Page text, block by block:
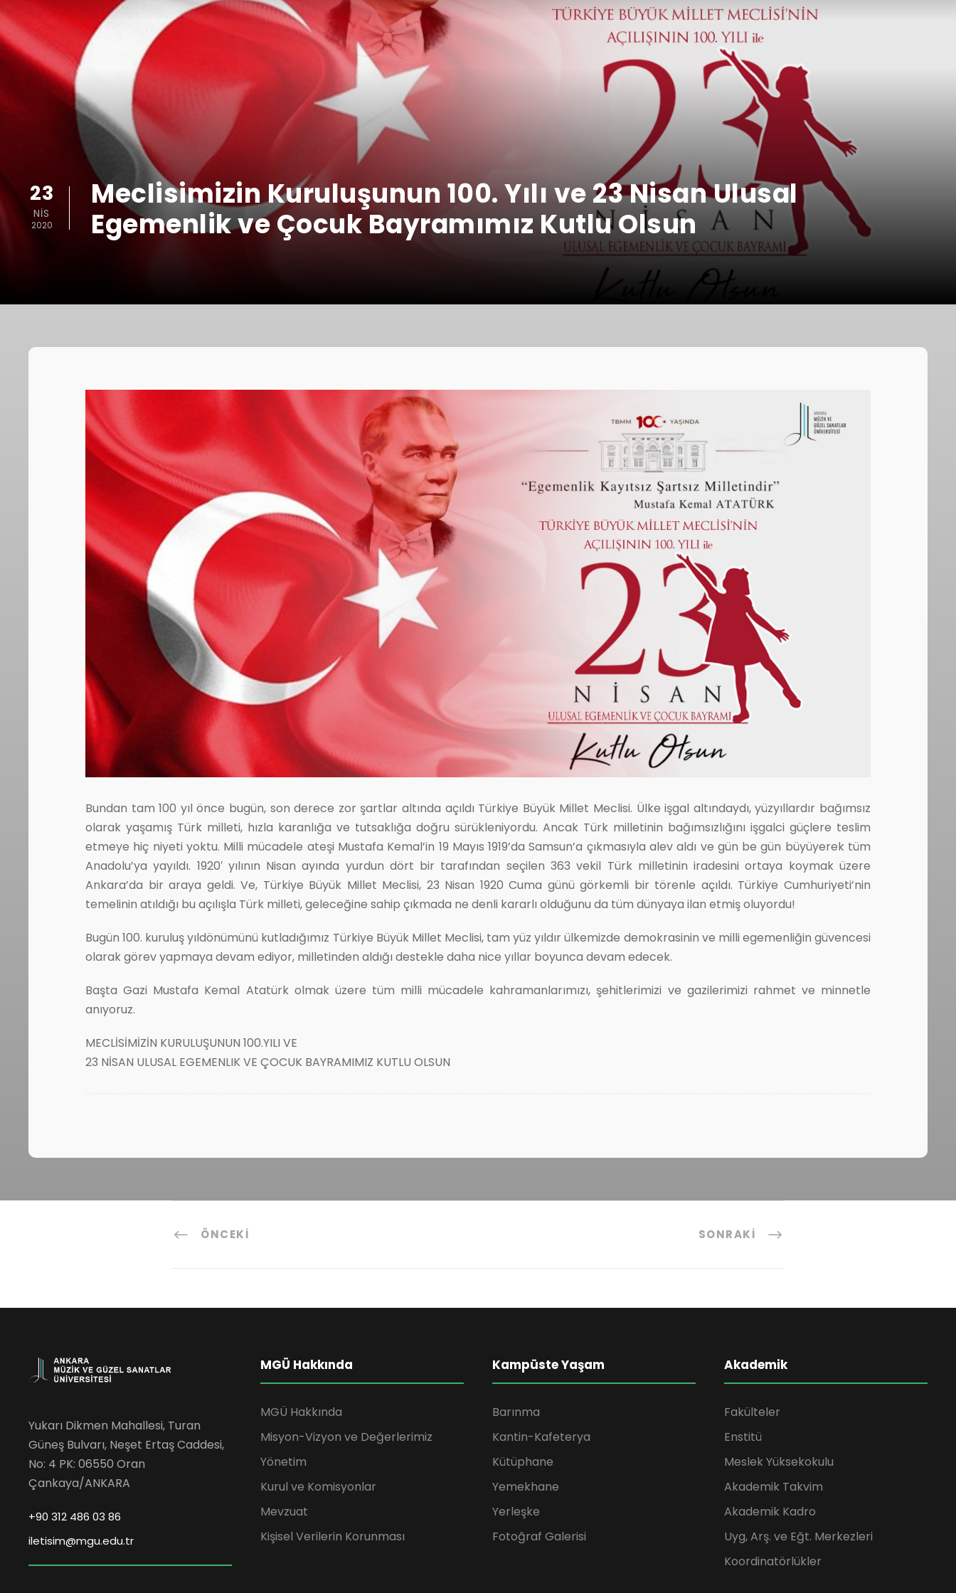
23
NIS
2020
Meclisimizin Kuruluşunun 100. Yılı ve 23 Nisan Ulusal
Egemenlik ve Çocuk Bayramımız Kutlu Olsun
Bundan tam 100 yıl önce bugün, son derece zor şartlar altında açıldı Türkiye Büyük Millet Meclisi. Ülke işgal altındaydı, yüzyıllardır bağımsız
olarak yaşamış Türk milleti, hızla karanlığa ve tutsaklığa doğru sürükleniyordu. Ancak Türk milletinin bağımsızlığını işgalci güçlere teslim
etmeye hiç niyeti yoktu. Milli mücadele ateşi Mustafa Kemal’in 19 Mayıs 1919’da Samsun’a çıkmasıyla alev aldı ve gün be gün büyüyerek tüm
Anadolu’ya yayıldı. 1920′ yılının Nisan ayında yurdun dört bir tarafından seçilen 363 vekil Türk milletinin iradesini ortaya koymak üzere
Ankara’da bir araya geldi. Ve, Türkiye Büyük Millet Meclisi, 23 Nisan 1920 Cuma günü görkemli bir törenle açıldı. Türkiye Cumhuriyeti’nin
temelinin atıldığı bu açılışla Türk milleti, geleceğine sahip çıkmada ne denli kararlı olduğunu da tüm dünyaya ilan etmiş oluyordu!
Bugün 100. kuruluş yıldönümünü kutladığımız Türkiye Büyük Millet Meclisi, tam yüz yıldır ülkemizde demokrasinin ve milli egemenliğin güvencesi
olarak görev yapmaya devam ediyor, milletinden aldığı destekle daha nice yıllar boyunca devam edecek.
Başta Gazi Mustafa Kemal Atatürk olmak üzere tüm milli mücadele kahramanlarımızı, şehitlerimizi ve gazilerimizi rahmet ve minnetle
anıyoruz.
MECLİSİMİZİN KURULUŞUNUN 100.YILI VE
23 NİSAN ULUSAL EGEMENLIK VE ÇOCUK BAYRAMIMIZ KUTLU OLSUN
ÖNCEKI SONRAKI
Yukarı Dikmen Mahallesi, Turan
Güneş Bulvarı, Neşet Ertaş Caddesi,
No: 4 PK: 06550 Oran
Çankaya/ANKARA
+90 312 486 03 86
iletisim@mgu.edu.tr
MGÜ Hakkında
MGÜ Hakkında
Misyon-Vizyon ve Değerlerimiz
Yönetim
Kurul ve Komisyonlar
Mevzuat
Kişisel Verilerin Korunması
Kampüste Yaşam
Barınma
Kantin-Kafeterya
Kütüphane
Yemekhane
Yerleşke
Fotoğraf Galerisi
Akademik
Fakülteler
Enstitü
Meslek Yüksekokulu
Akademik Takvim
Akademik Kadro
Uyg, Arş. ve Eğt. Merkezleri
Koordinatörlükler